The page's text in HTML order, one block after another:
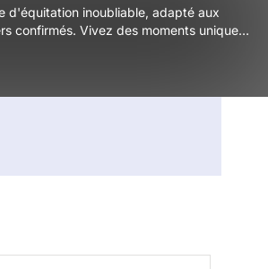
d'équitation inoubliable, adapté aux
confirmés. Vivez des moments uniques